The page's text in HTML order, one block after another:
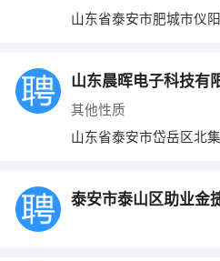
山东省泰安市肥城市仪
其他性质
山东省泰安市岱岳区北